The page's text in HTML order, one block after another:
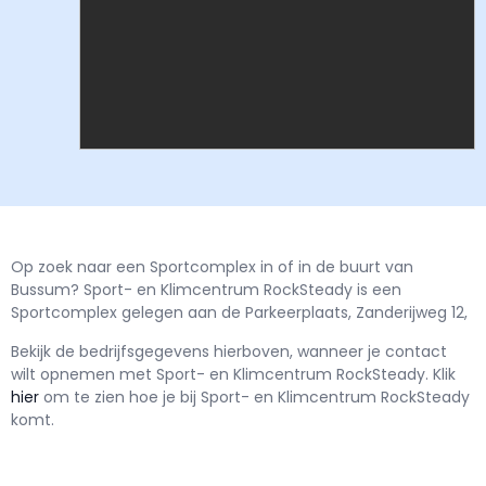
Op zoek naar een Sportcomplex in of in de buurt van
Bussum? Sport- en Klimcentrum RockSteady is een
Sportcomplex gelegen aan de Parkeerplaats, Zanderijweg 12,
Bekijk de bedrijfsgegevens hierboven, wanneer je contact
wilt opnemen met Sport- en Klimcentrum RockSteady. Klik
hier om te zien hoe je bij Sport- en Klimcentrum RockSteady
komt.